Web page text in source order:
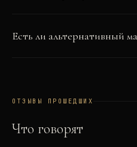
Есть ли альтернативный
ОТЗЫВЫ ПРОШЕДШИХ
Что говорят